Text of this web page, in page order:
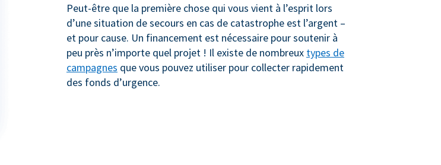
Peut-être que la première chose qui vous vient à l’esprit lors
d’une situation de secours en cas de catastrophe est l’argent –
et pour cause. Un financement est nécessaire pour soutenir à
peu près n’importe quel projet ! Il existe de nombreux types de
campagnes que vous pouvez utiliser pour collecter rapidement
des fonds d’urgence.